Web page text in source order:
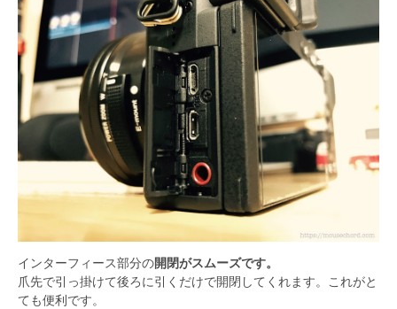
インターフィース部分の開閉がスムーズです。
爪先で引っ掛けて後ろに引くだけで開閉してくれます。これがと
ても便利です。